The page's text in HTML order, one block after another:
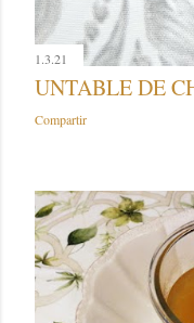
1.3.21
UNTABLE DE
Compartir